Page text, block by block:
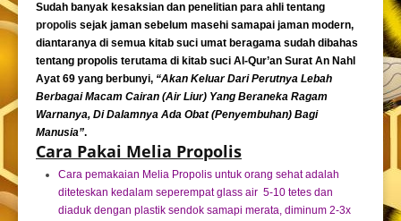
Sudah banyak kesaksian dan penelitian para ahli tentang
propolis sejak jaman sebelum masehi samapai jaman modern,
diantaranya di semua kitab suci umat beragama sudah dibahas
tentang propolis terutama di kitab suci Al-Qur’an Surat An Nahl
Ayat 69 yang berbunyi, “Akan Keluar Dari Perutnya Lebah
Berbagai Macam Cairan (Air Liur) Yang Beraneka Ragam
Warnanya, Di Dalamnya Ada Obat (Penyembuhan) Bagi
Manusia”.
Cara Pakai Melia Propolis
Cara pemakaian Melia Propolis untuk orang sehat adalah
diteteskan kedalam seperempat glass air 5-10 tetes dan
diaduk dengan plastik sendok samapi merata, diminum 2-3x